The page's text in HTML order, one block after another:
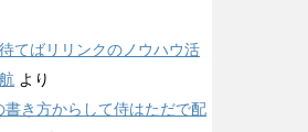
てばリリンクのノウハウ活
より
書き方からして侍はただで配